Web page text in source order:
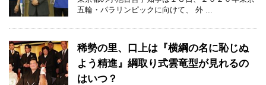
五輪・パラリンピックに向けて、 外 ...
稀勢の里、口上は『横綱の名に恥じぬ
よう精進』綱取り式雲竜型が見れるの
はいつ？